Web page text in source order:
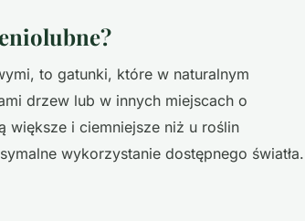
to gatunki, które w naturalnym
drzew lub w innych miejscach o
większe i ciemniejsze niż u roślin
wykorzystanie dostępnego światła.